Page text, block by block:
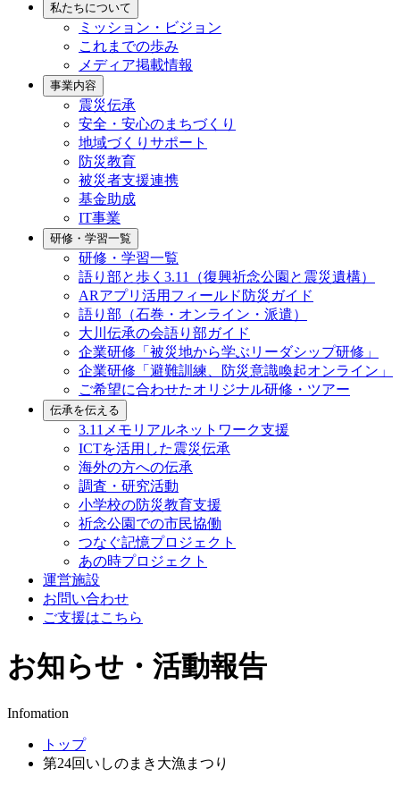
私たちについて
ミッション・ビジョン
これまでの歩み
メディア掲載情報
事業内容
震災伝承
安全・安心のまちづくり
地域づくりサポート
防災教育
被災者支援連携
基金助成
IT事業
研修・学習一覧
研修・学習一覧
語り部と歩く3.11（復興祈念公園と震災遺構）
ARアプリ活用フィールド防災ガイド
語り部（石巻・オンライン・派遣）
大川伝承の会語り部ガイド
企業研修「被災地から学ぶリーダシップ研修」
企業研修「避難訓練、防災意識喚起オンライン」
ご希望に合わせたオリジナル研修・ツアー
伝承を伝える
3.11メモリアルネットワーク支援
ICTを活用した震災伝承
海外の方への伝承
調査・研究活動
小学校の防災教育支援
祈念公園での市民協働
つなぐ記憶プロジェクト
あの時プロジェクト
運営施設
お問い合わせ
ご支援はこちら
お知らせ・活動報告
Infomation
トップ
第24回いしのまき大漁まつり